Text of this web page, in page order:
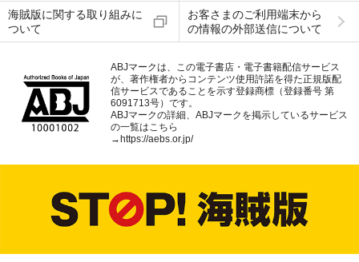
海賊版に関する取り組みに
ついて
お客さまのご利用端末から
の情報の外部送信について
ABJマークは、この電子書店・電子書籍配信サービス
が、著作権者からコンテンツ使用許諾を得た正規版配
信サービスであることを示す登録商標（登録番号 第
6091713号）です。
ABJマークの詳細、ABJマークを掲示しているサービス
の一覧はこちら
→ https://aebs.or.jp/